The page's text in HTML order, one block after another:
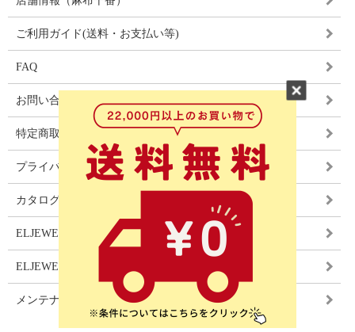
ご利用ガイド(送料・お支払い等)
FAQ
お問い合わせ
特定商取引法に基づく表記
プライバシーポリシー
カタログ
ELJEWEL LIGHITNG
ELJEWEL カーテン
メンテナンス